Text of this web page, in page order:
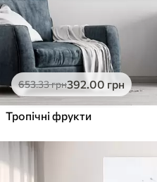
653.33грн392.00 грн
Тропічні фрукти